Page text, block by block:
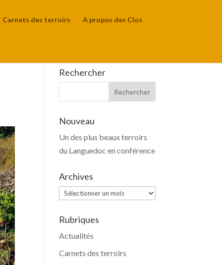
Carnets des terroirs A propos des Clos
Rechercher
Nouveau
Un des plus beaux terroirs
du Languedoc en conférence
Archives
Archives
Rubriques
Actualités
Carnets des terroirs